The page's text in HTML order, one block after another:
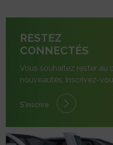
RESTEZ
CONNECTÉS
Vous souhaitez rester au
nouveautés, inscrivez-
S'inscrire